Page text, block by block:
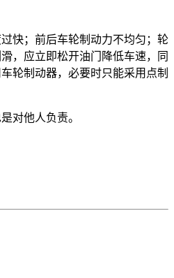
快；前后车轮制动力不均匀；轮
，应立即松开油门降低车速，同
轮制动器，必要时只能采用点制
对他人负责。